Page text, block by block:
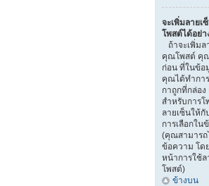
จะเพิ่มลาย
โพสต์ได้อย่า
ถ้าจะเพิ่ม
คุณโพสต์ คุณ
ก่อน ที่ในข้อ
คุณได้ทำกา
กาถูกที่กล่อง
สำหรับการ
ลายเซ็นให้
การเลือกใ
(คุณสามารถ
ข้อความ โด
หน้าการใช้
โพสต์)
ข้างบน